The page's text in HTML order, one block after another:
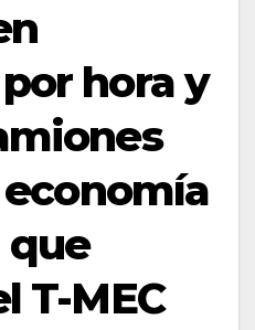
hora y
T-MEC